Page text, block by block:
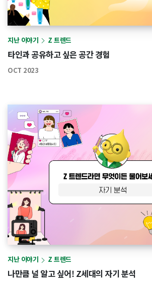
지난 이야기 Z 트렌드
타인과 공유하고 싶은 공간 경험
OCT 2023
지난 이야기 Z 트렌드
나만큼 널 알고 싶어! Z세대의 자기 분석